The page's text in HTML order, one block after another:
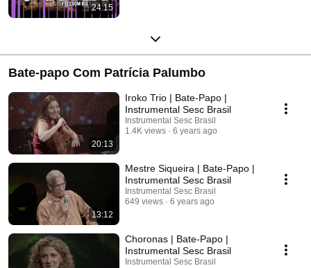
24:15
Bate-papo Com Patrícia Palumbo
20:13
Iroko Trio | Bate-Papo |
Instrumental Sesc Brasil
Instrumental Sesc Brasil
1.4K views
6 years ago
13:12
Mestre Siqueira | Bate-Papo |
Instrumental Sesc Brasil
Instrumental Sesc Brasil
649 views
6 years ago
Choronas | Bate-Papo |
Instrumental Sesc Brasil
Instrumental Sesc Brasil